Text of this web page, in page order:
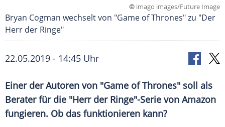
© imago images/Future Image
Bryan Cogman wechselt von "Game of Thrones" zu "Der
Herr der Ringe"
22.05.2019 - 14:45 Uhr
Einer der Autoren von "Game of Thrones" soll als
Berater für die "Herr der Ringe"-Serie von Amazon
fungieren. Ob das funktionieren kann?